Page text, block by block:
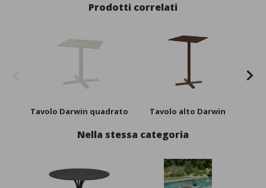
Prodotti correlati
Tavolo Darwin quadrato Tavolo alto Darwin
Nella stessa categoria